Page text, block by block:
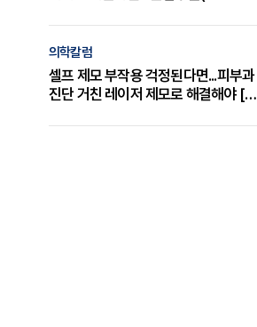
의학칼럼
셀프 제모 부작용 걱정된다면...피부과
진단 거친 레이저 제모로 해결해야 [변